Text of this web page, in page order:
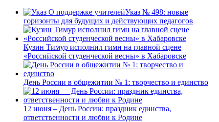
Указ № 498: новые
горизонты для будущих и действующих педагогов
Кузин Тимур исполнил гимн на главной сцене
«Российской студенческой весны» в Хабаровске
День России в общежитии № 1: творчество и единство
12 июня – День России: праздник единства,
ответственности и любви к Родине